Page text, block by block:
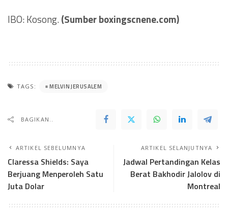
IBO: Kosong.(Sumber boxingscnene.com)
TAGS: MELVIN JERUSALEM
BAGIKAN..
ARTIKEL SEBELUMNYA
Claressa Shields: Saya
Berjuang Menperoleh Satu
Juta Dolar
ARTIKEL SELANJUTNYA
Jadwal Pertandingan Kelas
Berat Bakhodir Jalolov di
Montreal